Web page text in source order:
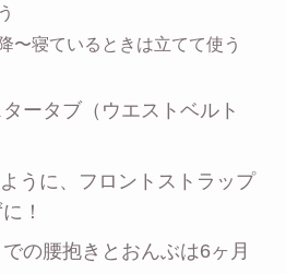
〜寝ているときは立てて使う
ータブ（ウエストベルト
うに、フロントストラップ
！
の腰抱きとおんぶは6ヶ月